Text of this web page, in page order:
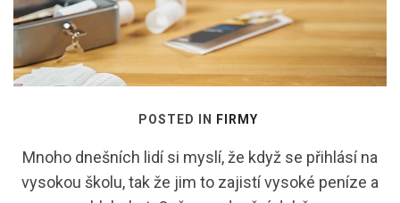
POSTED IN FIRMY
Mnoho dnešních lidí si myslí, že když se přihlásí na
vysokou školu, tak že jim to zajistí vysoké peníze a